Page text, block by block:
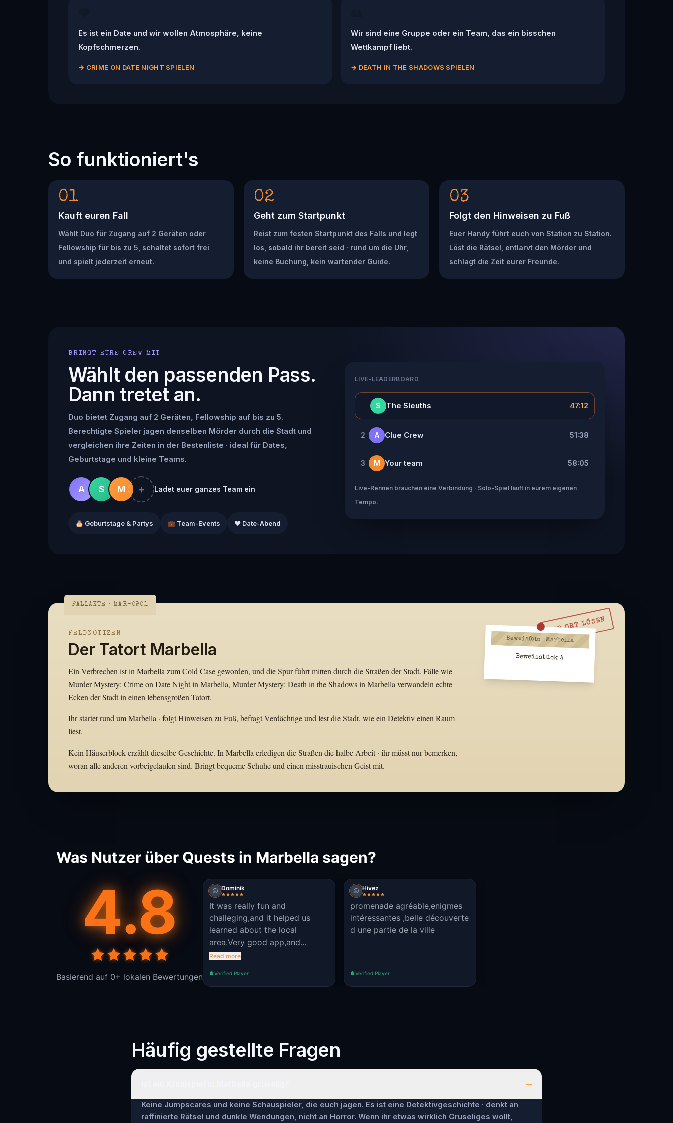
Es ist ein Date und wir wollen Atmosphäre, keine
Kopfschmerzen.
→ CRIME ON DATE NIGHT SPIELEN
Wir sind eine Gruppe oder ein Team, das ein bisschen
Wettkampf liebt.
→ DEATH IN THE SHADOWS SPIELEN
So funktioniert's
01
Kauft euren Fall
Wählt Duo für Zugang auf 2 Geräten oder
Fellowship für bis zu 5, schaltet sofort frei
und spielt jederzeit erneut.
02
Geht zum Startpunkt
Reist zum festen Startpunkt des Falls und legt
los, sobald ihr bereit seid · rund um die Uhr,
keine Buchung, kein wartender Guide.
03
Folgt den Hinweisen zu Fuß
Euer Handy führt euch von Station zu Station.
Löst die Rätsel, entlarvt den Mörder und
schlagt die Zeit eurer Freunde.
BRINGT EURE CREW MIT
Wählt den passenden Pass.
Dann tretet an.
Duo bietet Zugang auf 2 Geräten, Fellowship auf bis zu 5.
Berechtigte Spieler jagen denselben Mörder durch die Stadt und
vergleichen ihre Zeiten in der Bestenliste · ideal für Dates,
Geburtstage und kleine Teams.
A S M + Ladet euer ganzes Team ein
🎂 Geburtstage & Partys 💼 Team-Events ❤️ Date-Abend
LIVE-LEADERBOARD
S The Sleuths 47:12
2 A Clue Crew 51:38
3 M Your team 58:05
Live-Rennen brauchen eine Verbindung · Solo-Spiel läuft in eurem eigenen
Tempo.
FALLAKTE · MAR-0901
VOR ORT LÖSEN
FELDNOTIZEN
Der Tatort Marbella
Ein Verbrechen ist in Marbella zum Cold Case geworden, und die Spur führt mitten durch die Straßen der Stadt. Fälle wie
Murder Mystery: Crime on Date Night in Marbella, Murder Mystery: Death in the Shadows in Marbella verwandeln echte
Ecken der Stadt in einen lebensgroßen Tatort.
Ihr startet rund um Marbella · folgt Hinweisen zu Fuß, befragt Verdächtige und lest die Stadt, wie ein Detektiv einen Raum
liest.
Kein Häuserblock erzählt dieselbe Geschichte. In Marbella erledigen die Straßen die halbe Arbeit · ihr müsst nur bemerken,
woran alle anderen vorbeigelaufen sind. Bringt bequeme Schuhe und einen misstrauischen Geist mit.
Beweisfoto · Marbella
Beweisstück A
Was Nutzer über Quests in Marbella sagen?
4.8
Basierend auf 0+ lokalen Bewertungen
Dominik
It was really fun and
challeging,and it helped us
learned about the local
area.Very good app,and
experience.
Read more
Verified Player
Hivez
promenade agréable,enigmes
intéressantes ,belle découverte
d une partie de la ville
Verified Player
Häufig gestellte Fragen
–
Keine Jumpscares und keine Schauspieler, die euch jagen. Es ist eine Detektivgeschichte · denkt an
raffinierte Rätsel und dunkle Wendungen, nicht an Horror. Wenn ihr etwas wirklich Gruseliges wollt,